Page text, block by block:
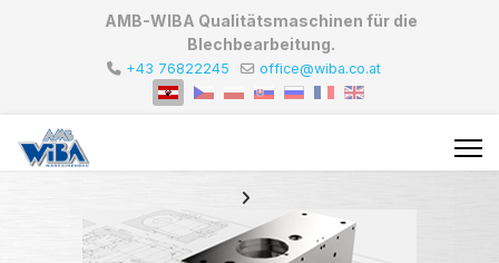
AMB-WIBA Qualitätsmaschinen für die
Blechbearbeitung.
+43 76822245 office@wiba.co.at